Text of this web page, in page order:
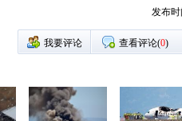
发布时
我要评论 查看评论(0)